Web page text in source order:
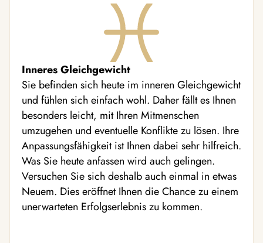
Inneres Gleichgewicht
Sie befinden sich heute im inneren Gleichgewicht
und fühlen sich einfach wohl. Daher fällt es Ihnen
besonders leicht, mit Ihren Mitmenschen
umzugehen und eventuelle Konflikte zu lösen. Ihre
Anpassungsfähigkeit ist Ihnen dabei sehr hilfreich.
Was Sie heute anfassen wird auch gelingen.
Versuchen Sie sich deshalb auch einmal in etwas
Neuem. Dies eröffnet Ihnen die Chance zu einem
unerwarteten Erfolgserlebnis zu kommen.